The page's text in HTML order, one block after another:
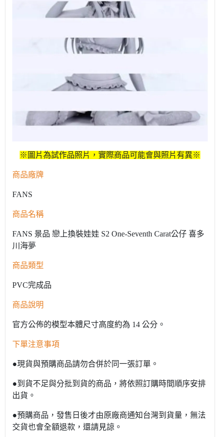
※圖片為試作品照片，實際商品可能會與照片有異※
商品廠牌
FANS
商品名稱
FANS 景品 戀上換裝娃娃 S2 One-Seventh Carat公仔 喜多
川海夢
商品類型
PVC完成品
商品說明
官方公佈的模型本體尺寸高度約為 14 公分。
下單注意事項
●現貨與預購商品請勿合併於同一張訂單。
●到貨不足與分批到貨的商品，將依照訂購時間順序安排
出貨。
●預購商品，發售日後才由原廠商通知台灣到貨量，無法
交貨也會全額退款，還請見諒。